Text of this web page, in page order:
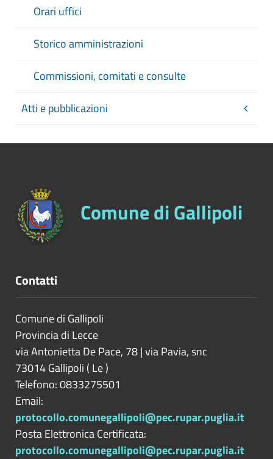
Orari uffici
Storico amministrazioni
Commissioni, comitati e consulte
Atti e pubblicazioni
Comune di Gallipoli
Contatti
Comune di Gallipoli
Provincia di Lecce
via Antonietta De Pace, 78 | via Pavia, snc
73014Gallipoli ( Le)
Telefono: 0833275501
Email:
protocollo.comunegallipoli@pec.rupar.puglia.it
Posta Elettronica Certificata:
protocollo.comunegallipoli@pec.rupar.puglia.it